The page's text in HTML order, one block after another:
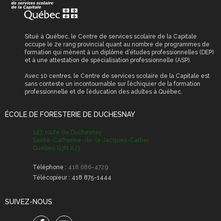
Reconnaissance des
compétences (RAC)
scolaires
stationnement
Permis et certificat
obligatoires
Transport scolaire
Situé à Québec, le Centre de services scolaire de la Capitale
occupe le 2e rang provincial quant au nombre de programmes de
formation qui mènent à un diplôme d’études professionnelles (DEP)
et à une attestation de spécialisation professionnelle (ASP).
Avec 10 centres, le Centre de services scolaire de la Capitale est
sans conteste un incontournable sur l’échiquier de la formation
professionnelle et de l’éducation des adultes à Québec.
ÉCOLE DE FORESTERIE DE DUCHESNAY
147, route de Duchesnay
Sainte-Catherine-de-la-Jacques-Cartier
Québec G3N 0J3
Téléphone : 418 686-4729
Télécopieur : 418 875-1444
SUIVEZ-NOUS